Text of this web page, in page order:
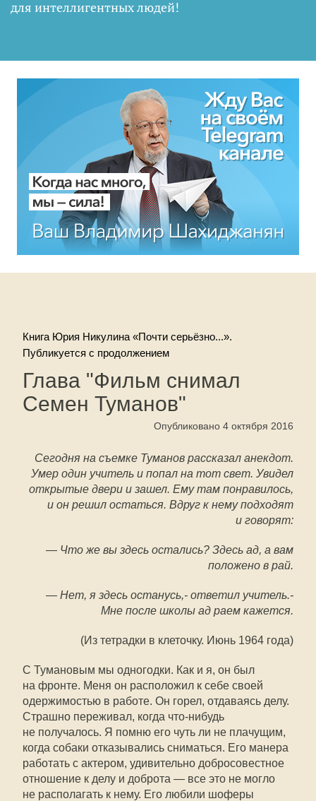
для интеллигентных людей!
Книга Юрия Никулина «Почти серьёзно...».
Публикуется с продолжением
Глава "Фильм снимал
Семен Туманов"
Опубликовано 4 октября 2016
Сегодня на съемке Туманов рассказал анекдот.
Умер один учитель и попал на тот свет. Увидел
открытые двери и зашел. Ему там понравилось,
и он решил остаться. Вдруг к нему подходят
и говорят:
— Что же вы здесь остались? Здесь ад, а вам
положено в рай.
— Нет, я здесь останусь,- ответил учитель.-
Мне после школы ад раем кажется.
(Из тетрадки в клеточку. Июнь 1964 года)
С Тумановым мы одногодки. Как и я, он был
на фронте. Меня он расположил к себе своей
одержимостью в работе. Он горел, отдаваясь делу.
Страшно переживал, когда что-нибудь
не получалось. Я помню его чуть ли не плачущим,
когда собаки отказывались сниматься. Его манера
работать с актером, удивительно добросовестное
отношение к делу и доброта — все это не могло
не располагать к нему. Его любили шоферы